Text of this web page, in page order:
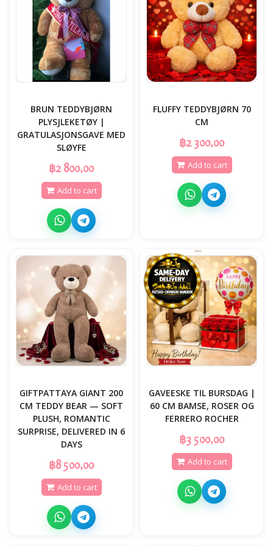
BRUN TEDDYBJØRN
PLYSJLEKETØY |
GRATULASJONSGAVE MED
SLØYFE
฿2 800,00
Add to cart
FLUFFY TEDDYBJØRN 70
CM
฿2 300,00
Add to cart
GIFTPATTAYA GIANT 200
CM TEDDY BEAR — SOFT
PLUSH, ROMANTIC
SURPRISE, DELIVERED IN 6
DAYS
฿8 500,00
Add to cart
GAVEESKE TIL BURSDAG |
60 CM BAMSE, ROSER OG
FERRERO ROCHER
฿3 500,00
Add to cart